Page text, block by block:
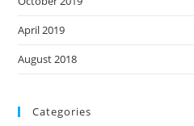
April 2019
August 2018
Categories